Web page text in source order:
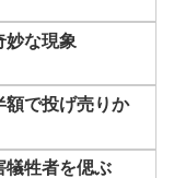
妙な現象
額で投げ売りか
牲者を偲ぶ